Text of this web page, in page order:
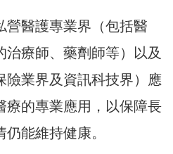
營醫護專業界（包括醫
療師、藥劑師等）以及
險業界及資訊科技界）應
療的專業應用，以保障長
能維持健康。